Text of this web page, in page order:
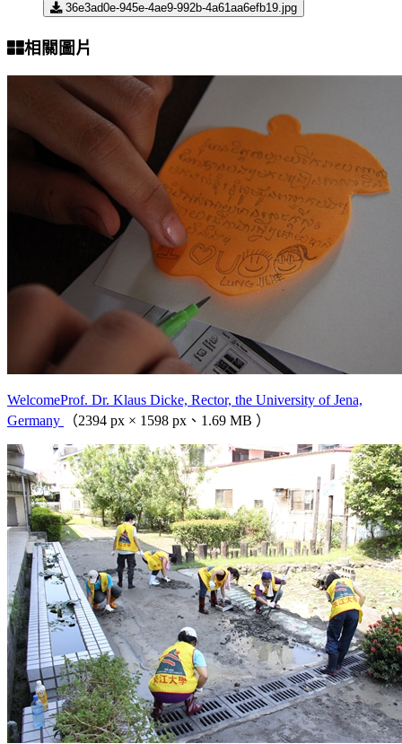
36e3ad0e-945e-4ae9-992b-4a61aa6efb19.jpg
相關圖片
WelcomeProf. Dr. Klaus Dicke, Rector, the University of Jena,
Germany
（2394 px × 1598 px、1.69 MB ）